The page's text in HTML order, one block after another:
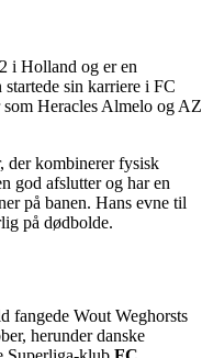
i Holland og er en
sin karriere i FC
Heracles Almelo og AZ
der kombinerer fysisk
god afslutter og har en
på banen. Hans evne til
på dødbolde.
fangede Wout Weghorsts
herunder danske